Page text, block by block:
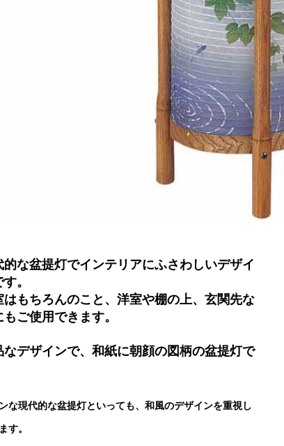
的な盆提灯でインテリアにふさわしいデザイ
。
はもちろんのこと、洋室や棚の上、玄関先な
もご使用できます。
なデザインで、和紙に朝顔の図柄の盆提灯で
な現代的な盆提灯といっても、和風のデザインを重視し
す。